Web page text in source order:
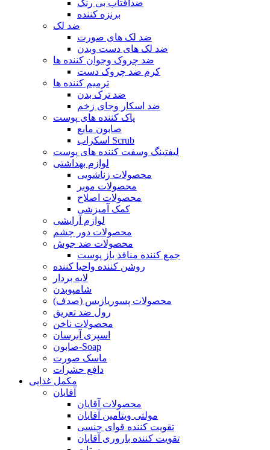
ضدآفتاب بی رنگ
برنزه کننده
ضد لک
ضد لک های صورت
ضد لک های دست وبدن
ضد چروک وجوان کننده ها
کرم ضد چروک دست
ترمیم کننده ها
ضد ترک بدن
ضد اسکار وجای زخم
پاک کننده های پوست
صابون مایع
اسکراب Scrub
لیفتینگ وسفت کننده های پوست
لوازم بهداشتی
محصولات زناشویی
محصولات موبر
محصولات اصلاح
کمک آمیزشی
لوازم آرایشی
محصولات دور چشم
محصولات ضد جوش
جمع کننده منافذ باز پوست
روشن کننده واحیا کننده
لایه بردار
شامپوبدن
محصولات پسوریازیس (صدف)
رول ضد تعریق
محصولات ناخن
اسپری آبرسان
صابون-Soap
ماسک صورت
دافع حشرات
مکمل غذایی
آقایان
محصولات آقایان
مولتی ویتامین آقایان
تقویت کننده قوای جنسی
تقویت کننده باروری آقایان